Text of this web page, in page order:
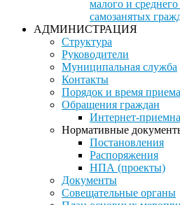
малого и
самозанятых
АДМИНИСТРАЦИЯ
Структура
Руководители
Муниципальная служба
Контакты
Порядок и время приема
Обращения граждан
Интернет-
Нормативные
Постановления
Распоряжения
НПА (проекты)
Документы
Совещательные органы